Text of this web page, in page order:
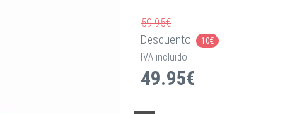
59.95€
Descuento:
10€
IVA incluido
49.95€